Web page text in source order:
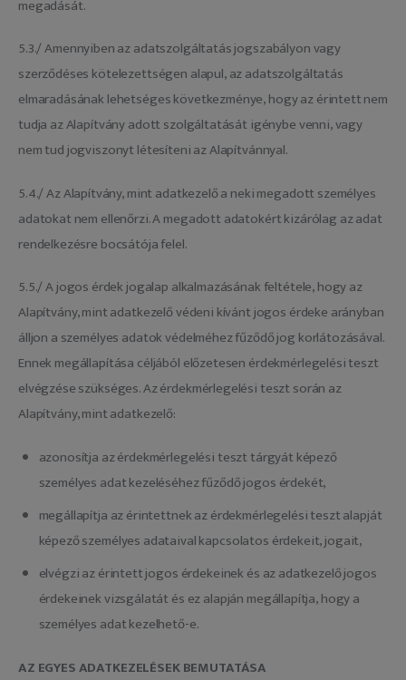
megadását.
5.3./ Amennyiben az adatszolgáltatás jogszabályon vagy
szerződéses kötelezettségen alapul, az adatszolgáltatás
elmaradásának lehetséges következménye, hogy az érintett nem
tudja az Alapítvány adott szolgáltatását igénybe venni, vagy
nem tud jogviszonyt létesíteni az Alapítvánnyal.
5.4./ Az Alapítvány, mint adatkezelő a neki megadott személyes
adatokat nem ellenőrzi. A megadott adatokért kizárólag az adat
rendelkezésre bocsátója felel.
5.5./ A jogos érdek jogalap alkalmazásának feltétele, hogy az
Alapítvány, mint adatkezelő védeni kívánt jogos érdeke arányban
álljon a személyes adatok védelméhez fűződő jog korlátozásával.
Ennek megállapítása céljából előzetesen érdekmérlegelési teszt
elvégzése szükséges. Az érdekmérlegelési teszt során az
Alapítvány, mint adatkezelő:
azonosítja az érdekmérlegelési teszt tárgyát képező
személyes adat kezeléséhez fűződő jogos érdekét,
megállapítja az érintettnek az érdekmérlegelési teszt alapját
képező személyes adataival kapcsolatos érdekeit, jogait,
elvégzi az érintett jogos érdekeinek és az adatkezelő jogos
érdekeinek vizsgálatát és ez alapján megállapítja, hogy a
személyes adat kezelhető-e.
AZ EGYES ADATKEZELÉSEK BEMUTATÁSA